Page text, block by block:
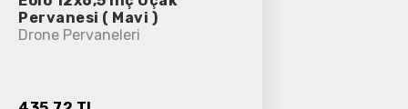
Pervanesi ( Mavi )
Drone Pervaneleri